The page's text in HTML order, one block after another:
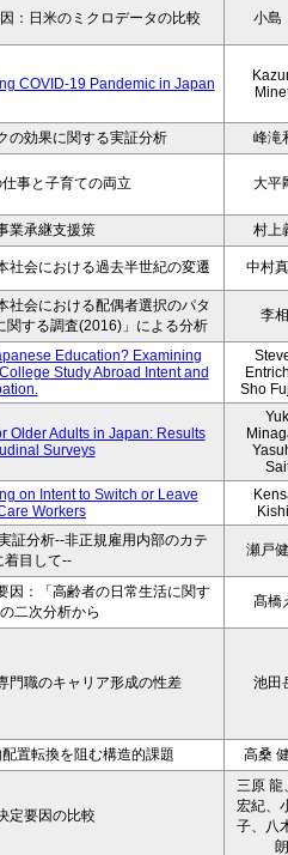
：日米のミクロデータの比較 小
COVID-19 Pandemic in Japan
の効果に関する実証分析 峰滝
事と子育ての両立 大平
業承継支援策 村上
社会における過去半世紀の変遷 中村
社会における配偶者選択のパタ
関する調査(2016)」による分析
李
Education? Examining
Study Abroad Intent and
Sho
Older Adults in Japan: Results
Surveys
on Intent to Switch or Leave
Workers
証分析--非正規雇用内部のカテ
着目して--
瀬戸
因：「高齢者の日常生活に関す
二次分析から
髙橋
門職のキャリア形成の性差 池田
置転換を阻む構造的課題 高桑
定要因の比較
三原 龍
宏紀、
子、八
朗